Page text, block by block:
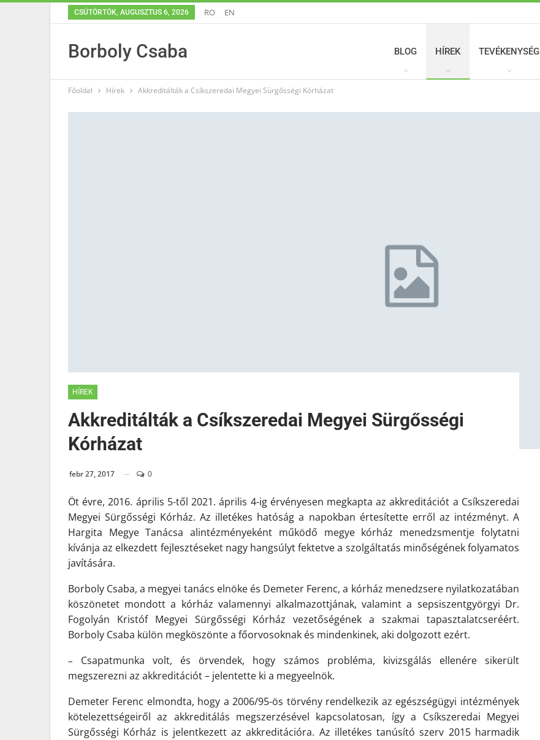
CSÜTÖRTÖK, AUGUSZTUS 6, 2026 RO EN
Borboly Csaba BLOG HÍREK TEVÉKENYSÉG
Főoldal Hírek Akkreditálták a Csíkszeredai Megyei Sürgősségi Kórházat
HÍREK
Akkreditálták a Csíkszeredai Megyei Sürgősségi
Kórházat
febr 27, 2017 0
Öt évre, 2016. április 5-től 2021. április 4-ig érvényesen megkapta az akkreditációt a Csíkszeredai
Megyei Sürgősségi Kórház. Az illetékes hatóság a napokban értesítette erről az intézményt. A
Hargita Megye Tanácsa alintézményeként működő megye kórház menedzsmentje folytatni
kívánja az elkezdett fejlesztéseket nagy hangsúlyt fektetve a szolgáltatás minőségének folyamatos
javítására.
Borboly Csaba, a megyei tanács elnöke és Demeter Ferenc, a kórház menedzsere nyilatkozatában
köszönetet mondott a kórház valamennyi alkalmazottjának, valamint a sepsiszentgyörgyi Dr.
Fogolyán Kristóf Megyei Sürgősségi Kórház vezetőségének a szakmai tapasztalatcseréért.
Borboly Csaba külön megköszönte a főorvosoknak és mindenkinek, aki dolgozott ezért.
– Csapatmunka volt, és örvendek, hogy számos probléma, kivizsgálás ellenére sikerült
megszerezni az akkreditációt– jelentette ki a megyeelnök.
Demeter Ferenc elmondta, hogy a 2006/95-ös törvény rendelkezik az egészségügyi intézmények
kötelezettségeiről az akkreditálás megszerzésével kapcsolatosan, így a Csíkszeredai Megyei
Sürgősségi Kórház is jelentkezett az akkreditációra. Az illetékes tanúsító szerv 2015 harmadik